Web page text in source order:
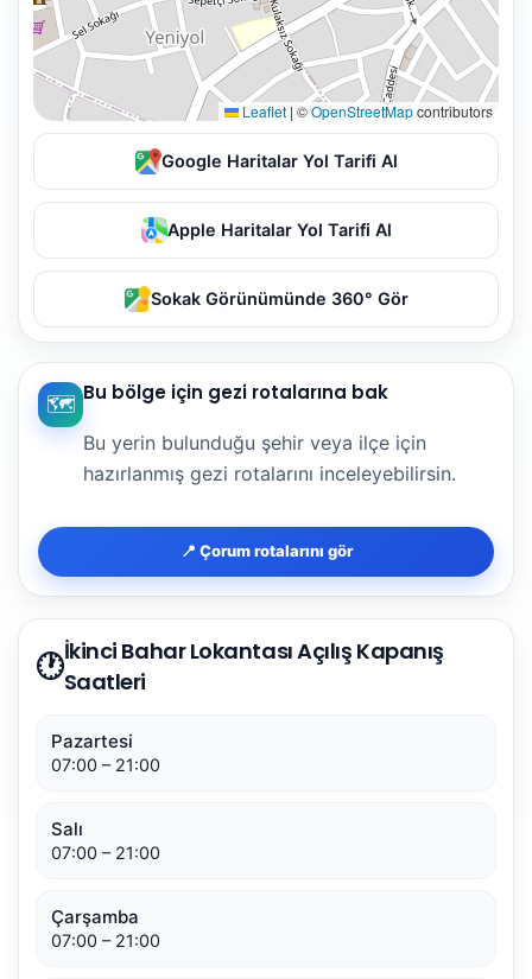
Leaflet | ©OpenStreetMapcontributors
Google Haritalar Yol Tarifi Al
Apple Haritalar Yol Tarifi Al
Sokak Görünümünde 360° Gör
🗺️ Bu bölge için gezi rotalarına bak
Bu yerin bulunduğu şehir veya ilçe için
hazırlanmış gezi rotalarını inceleyebilirsin.
📍 Çorum rotalarını gör
🕐İkinci Bahar Lokantası Açılış Kapanış
Saatleri
Pazartesi
07:00 – 21:00
Salı
07:00 – 21:00
Çarşamba
07:00 – 21:00